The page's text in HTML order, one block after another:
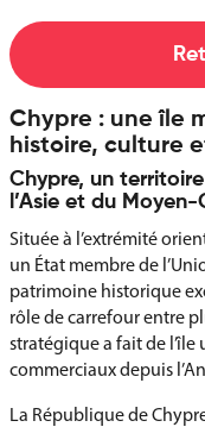
Chypre : une île
histoire, culture
Chypre, un
l’Asie et du
Située à l’extrémité
un État membre de
patrimoine historique
rôle de carrefour entre
stratégique a fait de l’île
commerciaux depuis
La République de